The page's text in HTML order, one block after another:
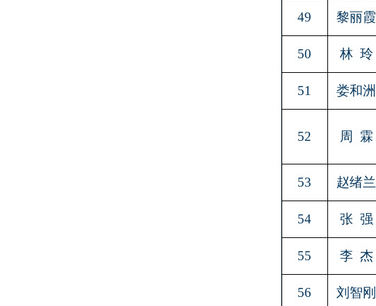
49 黎丽霞
50
林 玲
51 娄和洲
52 周 霖
53 赵绪兰
54 张 强
55
李 杰
56 刘智刚